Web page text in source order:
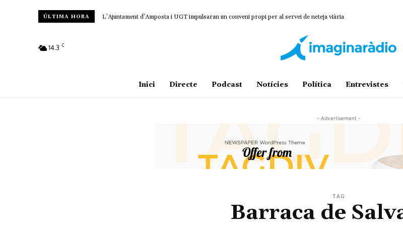
ÚLTIMA HORA L’Ajuntament d’Amposta i UGT impulsaran un conveni propi per al servei de neteja viària
14.3 C
Inici Directe Podcast Notícies Política Entrevistes
- Advertisement -
TAG
Barraca de